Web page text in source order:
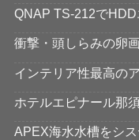
QNAP TS-212で
衝撃・頭しらみの卵
インテリア性最高の
ホテルエピナール那
APEX海水水槽をシ